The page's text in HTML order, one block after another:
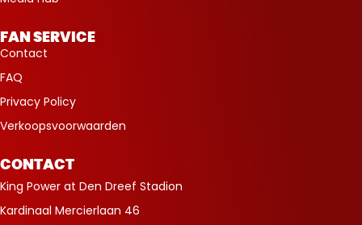
FAN SERVICE
Contact
FAQ
Privacy Policy
Verkoopsvoorwaarden
CONTACT
King Power at Den Dreef Stadion
Kardinaal Mercierlaan 46